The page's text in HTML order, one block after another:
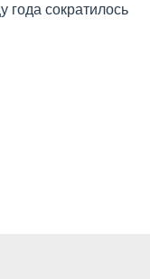
года сократилось